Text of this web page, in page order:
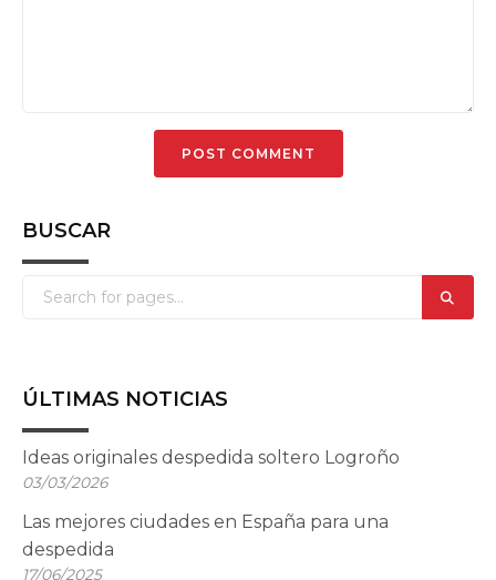
BUSCAR
ÚLTIMAS NOTICIAS
Ideas originales despedida soltero Logroño
03/03/2026
Las mejores ciudades en España para una
despedida
17/06/2025